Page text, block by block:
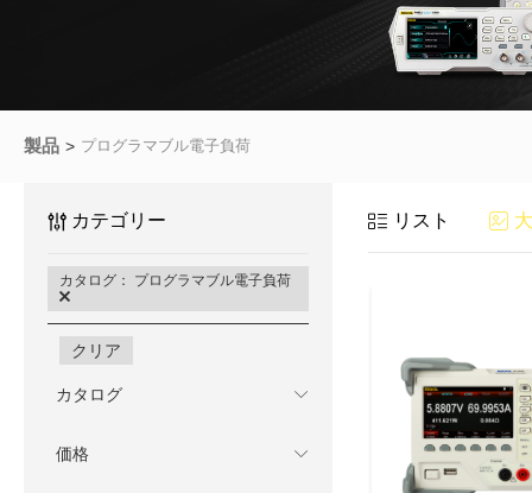
製品 プログラマブル電子負荷
カテゴリー
カタログ： プログラマブル電子負荷
クリア
カタログ
価格
リスト